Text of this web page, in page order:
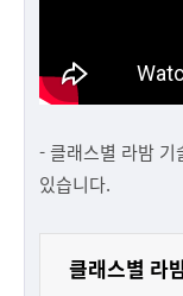
- 클래스별 라밤 기
있습니다.
클래스별 라